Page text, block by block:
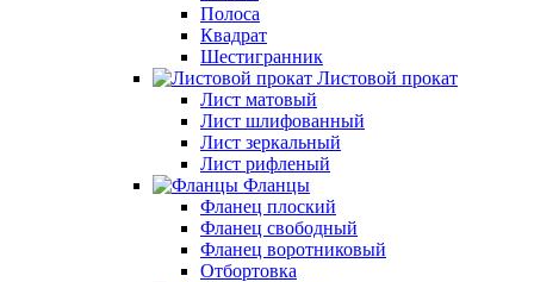
Полоса
Квадрат
Шестигранник
Листовой прокат
Лист матовый
Лист шлифованный
Лист зеркальный
Лист рифленый
Фланцы
Фланец плоский
Фланец свободный
Фланец воротниковый
Отбортовка